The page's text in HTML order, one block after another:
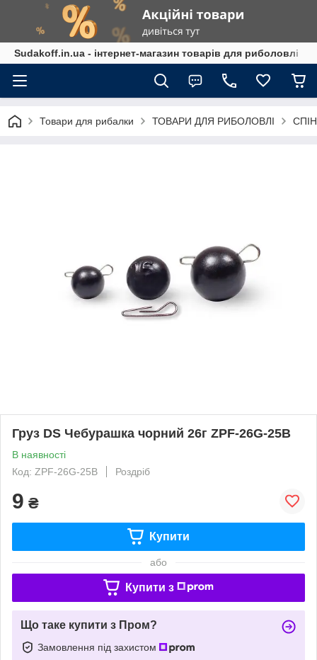
Sudakoff.in.ua - інтернет-магазин товарів для риболовлі
Товари для рибалки ТОВАРИ ДЛЯ РИБОЛОВЛІ
Груз DS Чебурашка чорний 26г ZPF-26G-25B
В наявності
Код: ZPF-26G-25B
Роздріб
9 ₴
Купити
або
Купити з
Що таке купити з Пром?
Замовлення під захистом